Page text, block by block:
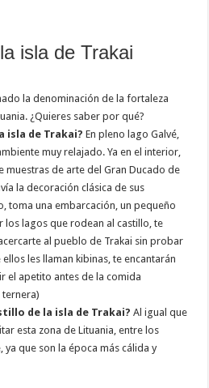
isla de Trakai
la denominación de la fortaleza
¿Quieres saber por qué?
isla de Trakai?En pleno lago Galvé,
muy relajado. Ya en el interior,
muestras de arte del Gran Ducado de
la decoración clásica de sus
toma una embarcación, un pequeño
los lagos que rodean al castillo, te
al pueblo de Trakai sin probar
les llaman kibinas, te encantarán
el apetito antes de la comida
de la isla de Trakai?Al igual que
esta zona de Lituania, entre los
que son la época más cálida y